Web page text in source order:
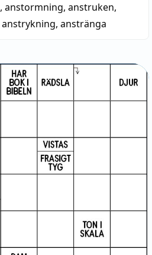
, anstormning, anstruken,
anstrykning, anstränga